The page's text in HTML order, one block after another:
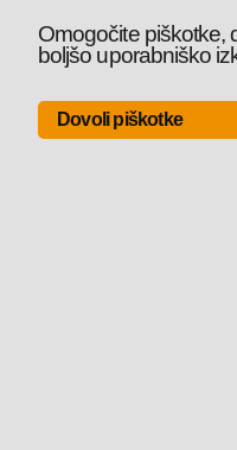
Omogočite piškotke,
boljšo uporabniško
Dovoli piškotke